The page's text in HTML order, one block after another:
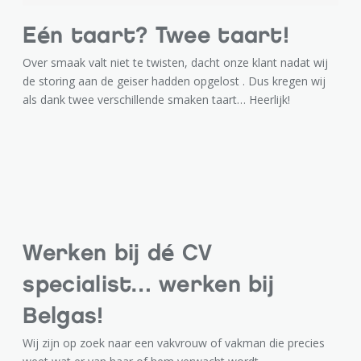
Eén taart? Twee taart!
Over smaak valt niet te twisten, dacht onze klant nadat wij
de storing aan de geiser hadden opgelost . Dus kregen wij
als dank twee verschillende smaken taart… Heerlijk!
Werken bij dé CV
specialist… werken bij
Belgas!
Wij zijn op zoek naar een vakvrouw of vakman die precies